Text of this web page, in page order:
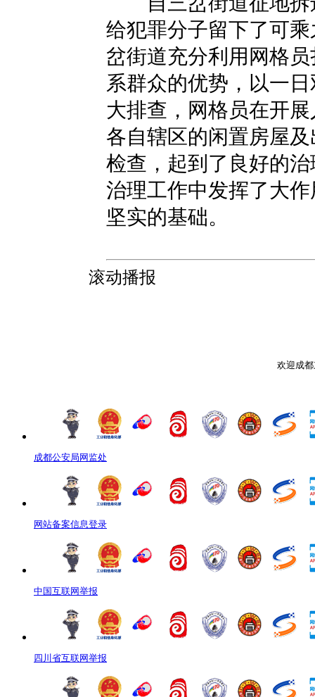
给犯罪分子留下了可
岔街道充分利用网格
系群众的优势，以一
大排查，网格员在开
各自辖区的闲置房屋
检查，起到了良好的
治理工作中发挥了大
坚实的基础。
滚动播报
欢迎成
成都公安局网监处
网站备案信息登录
中国互联网举报
四川省互联网举报